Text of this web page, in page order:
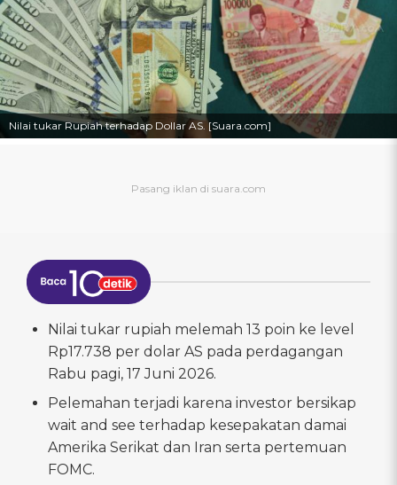
Nilai tukar Rupiah terhadap Dollar AS. [Suara.com]
Nilai tukar rupiah melemah 13 poin ke level
Rp17.738 per dolar AS pada perdagangan
Rabu pagi, 17 Juni 2026.
Pelemahan terjadi karena investor bersikap
wait and see terhadap kesepakatan damai
Amerika Serikat dan Iran serta pertemuan
FOMC.